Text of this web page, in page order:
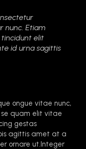
nunc. Etiam
tincidunt elit
id urna sagittis
ongue vitae nunc,
se quam elit vitae
gestas
agittis amet at a
ornare ut.Integer